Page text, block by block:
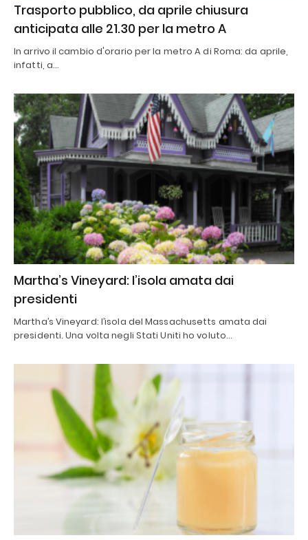
Trasporto pubblico, da aprile chiusura
anticipata alle 21.30 per la metro A
In arrivo il cambio d'orario per la metro A di Roma: da aprile,
infatti, a…
Martha’s Vineyard: l’isola amata dai
presidenti
Martha’s Vineyard: l’isola del Massachusetts amata dai
presidenti. Una volta negli Stati Uniti ho voluto…